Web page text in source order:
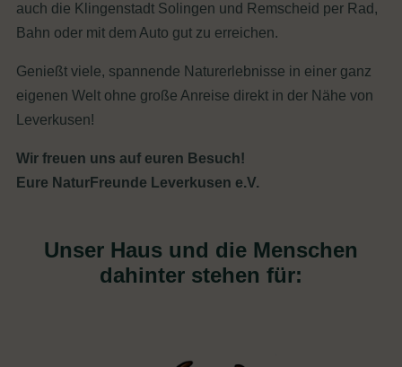
auch die Klingenstadt Solingen und Remscheid per Rad,
Bahn oder mit dem Auto gut zu erreichen.
Genießt viele, spannende Naturerlebnisse in einer ganz
eigenen Welt ohne große Anreise direkt in der Nähe von
Leverkusen!
Wir freuen uns auf euren Besuch!
Eure NaturFreunde Leverkusen e.V.
Unser Haus und die Menschen
dahinter stehen für: